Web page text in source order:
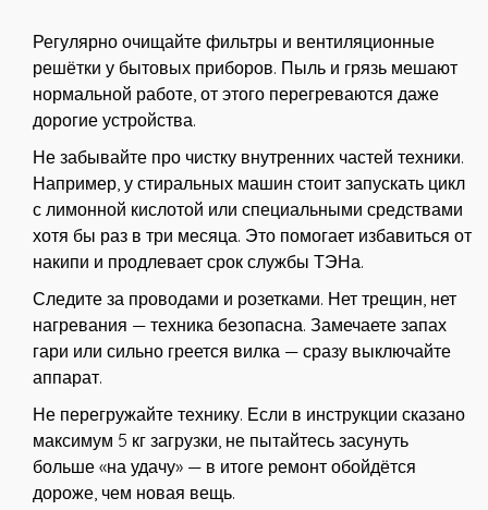
Регулярно очищайте фильтры и вентиляционные
решётки у бытовых приборов. Пыль и грязь мешают
нормальной работе, от этого перегреваются даже
дорогие устройства.
Не забывайте про чистку внутренних частей техники.
Например, у стиральных машин стоит запускать цикл
с лимонной кислотой или специальными средствами
хотя бы раз в три месяца. Это помогает избавиться от
накипи и продлевает срок службы ТЭНа.
Следите за проводами и розетками. Нет трещин, нет
нагревания — техника безопасна. Замечаете запах
гари или сильно греется вилка — сразу выключайте
аппарат.
Не перегружайте технику. Если в инструкции сказано
максимум 5 кг загрузки, не пытайтесь засунуть
больше «на удачу» — в итоге ремонт обойдётся
дороже, чем новая вещь.